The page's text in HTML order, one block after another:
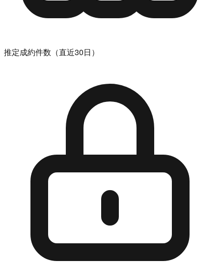
推定成約件数（直近30日）